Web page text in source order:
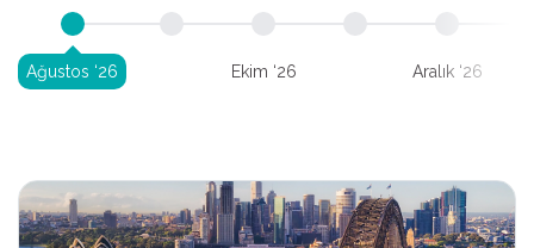
Ağustos ‘26 Ekim ‘26 Aralık ‘26